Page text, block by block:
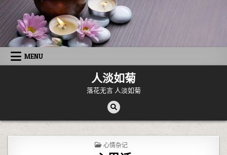
Skip to content
MENU
人淡如菊
落花无言 人淡如菊
POSTED IN
心情杂记